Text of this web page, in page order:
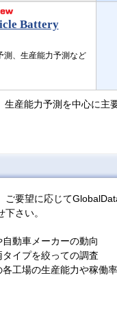
Battery
測、生産能力予測など
生産能力予測を中心に
ご要望に応じて
さい。
動車メーカーの動向
イプを絞っての調査
各工場の生産能力や稼働率